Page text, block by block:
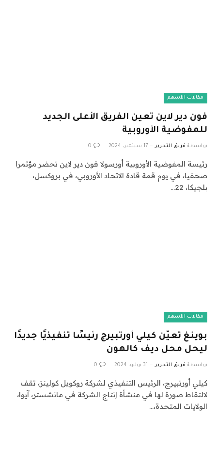
مقالات الأسهم
فون دير لاين تعين الفريق الأعلى الجديد
للمفوضية الأوروبية
بواسطة فريق التحرير 17 سبتمبر، 2024 0
رئيسة المفوضية الأوروبية أورسولا فون دير لاين تحضر مؤتمرا
صحفيا، في يوم قمة قادة الاتحاد الأوروبي، في بروكسل،
بلجيكا، 22…
مقالات الأسهم
بوينغ تعيّن كيلي أورتبيرج رئيسًا تنفيذيًا جديدًا
ليحل محل ديف كالهون
بواسطة فريق التحرير 31 يوليو، 2024 0
كيلي أورتبيرج، الرئيس التنفيذي لشركة روكويل كولينز، تقف
لالتقاط صورة لها في منشأة إنتاج الشركة في مانشستر، آيوا،
الولايات المتحدة،…